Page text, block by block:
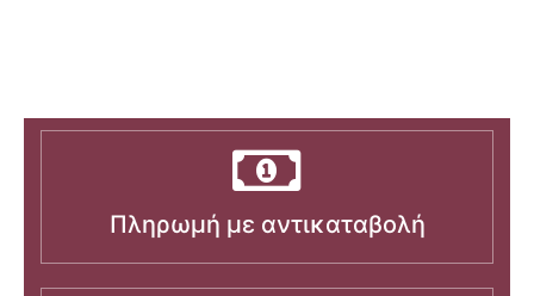
Πληρωμή με αντικαταβολή